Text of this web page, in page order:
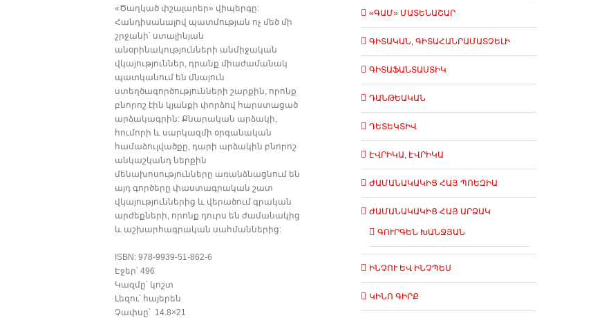
«Ծաղկած փշալարեր» վիպերգը:
Հանդիսանալով պատմության ոչ մեծ մի
շրջանի՝ ստալինյան
անօրինակությունների անմիջական
վկայություններ, դրանք միաժամանակ
պատկանում են մնայուն
ստեղծագործությունների շարքին, որոնք
բնորոշ էին կյանքի փորձով հարստացած
արձակագրին: Քնարական արձակի,
հումորի և սարկազմի օրգանական
համաձուլվածքը, դարի արձակին բնորոշ
անկաշկանդ ներքին
մենախոսությունները առանձնացնում են
այդ գործերը փաստագրական շատ
վկայություններից և վերածում գրական
արժեքների, որոնք դուրս են ժամանակից
և աշխարհագրական սահմաններից:
ISBN: 978-9939-51-862-6
Էջեր՝ 496
Կազմը՝ կոշտ
Լեզու՝ հայերեն
Չափսը՝ 14.8×21
«ԳԱՄ» ՄԱՏԵՆԱՇԱՐ
ԳԻՏԱԿԱՆ, ԳԻՏԱՀԱՆՐԱՄԱՏՉԵԼԻ
ԳԻՏԱՖԱՆՏԱՍՏԻԿ
ԴԱՆԹԵԱԿԱՆ
ԴԵՏԵԿՏԻՎ
ԷՎՐԻԿԱ, ԷՎՐԻԿԱ
ԺԱՄԱՆԱԿԱԿԻՑ ՀԱՅ ՊՈԵԶԻԱ
ԺԱՄԱՆԱԿԱԿԻՑ ՀԱՅ ԱՐՁԱԿ
ԳՈՒՐԳԵՆ ԽԱՆՋՅԱՆ
ԻՆՉՈՒ ԵՎ ԻՆՉՊԵՍ
ԿԻՆՈ ԳԻՐՔ